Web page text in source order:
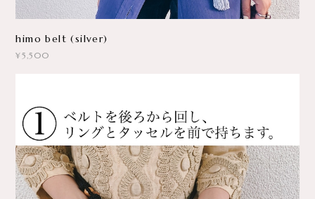
himo belt (silver)
¥5,500